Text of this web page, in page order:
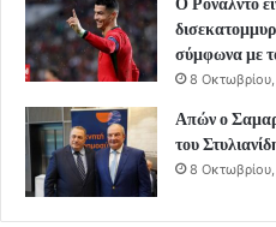
σύμφωνα με
8
Απών ο
του
8